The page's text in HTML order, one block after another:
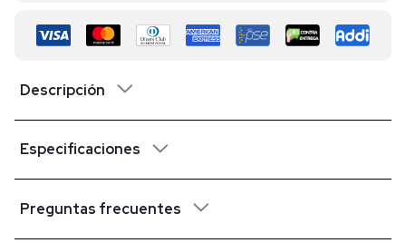
Descripción
Especificaciones
Preguntas frecuentes